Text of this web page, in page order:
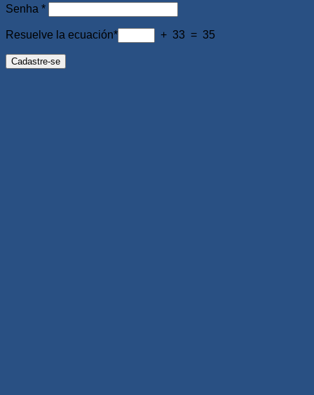
Senha *Obrigatório
Resuelve la ecuación* + 33 = 35
Cadastre-se